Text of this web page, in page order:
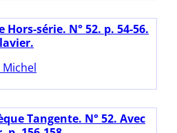
Hors-série. N° 52. p. 54-56.
Tangente. N° 52. Avec